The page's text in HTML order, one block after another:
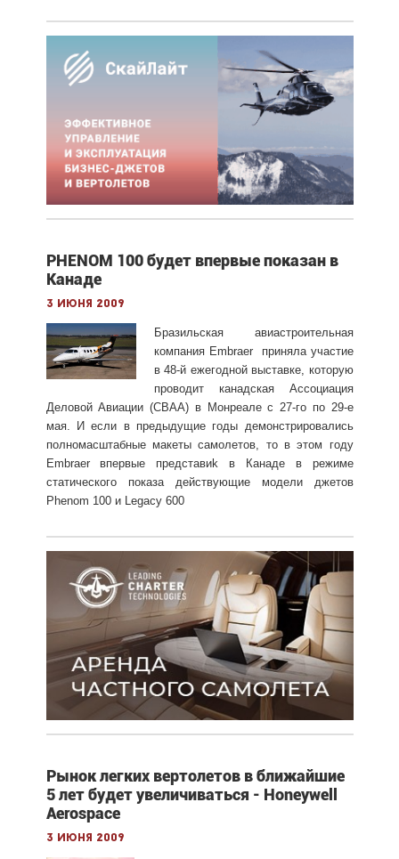
PHENOM 100 будет впервые показан в
Канаде
3 июня 2009
Бразильская авиастроительная
компания Embraer приняла участие
в 48-й ежегодной выставке, которую
проводит канадская Ассоциация
Деловой Авиации (CBAA) в Монреале с 27-го по 29-е
мая. И если в предыдущие годы демонстрировались
полномасштабные макеты самолетов, то в этом году
Embraer впервые представиk в Канаде в режиме
статического показа действующие модели джетов
Phenom 100 и Legacy 600
Рынок легких вертолетов в ближайшие
5 лет будет увеличиваться - Honeywell
Aerospace
3 июня 2009